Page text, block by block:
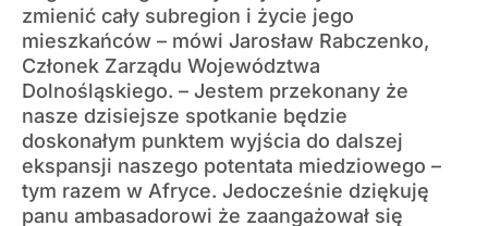
zmienić cały subregion i życie jego
mieszkańców – mówi Jarosław Rabczenko,
Członek Zarządu Województwa
Dolnośląskiego. – Jestem przekonany że
nasze dzisiejsze spotkanie będzie
doskonałym punktem wyjścia do dalszej
ekspansji naszego potentata miedziowego –
tym razem w Afryce. Jedocześnie dziękuję
panu ambasadorowi że zaangażował się